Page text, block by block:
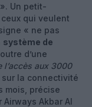
Un petit-
qui veulent
« ne pas
système de
d’une
l’accès aux 3000
la connectivité
mois, précise
Airways Akbar Al